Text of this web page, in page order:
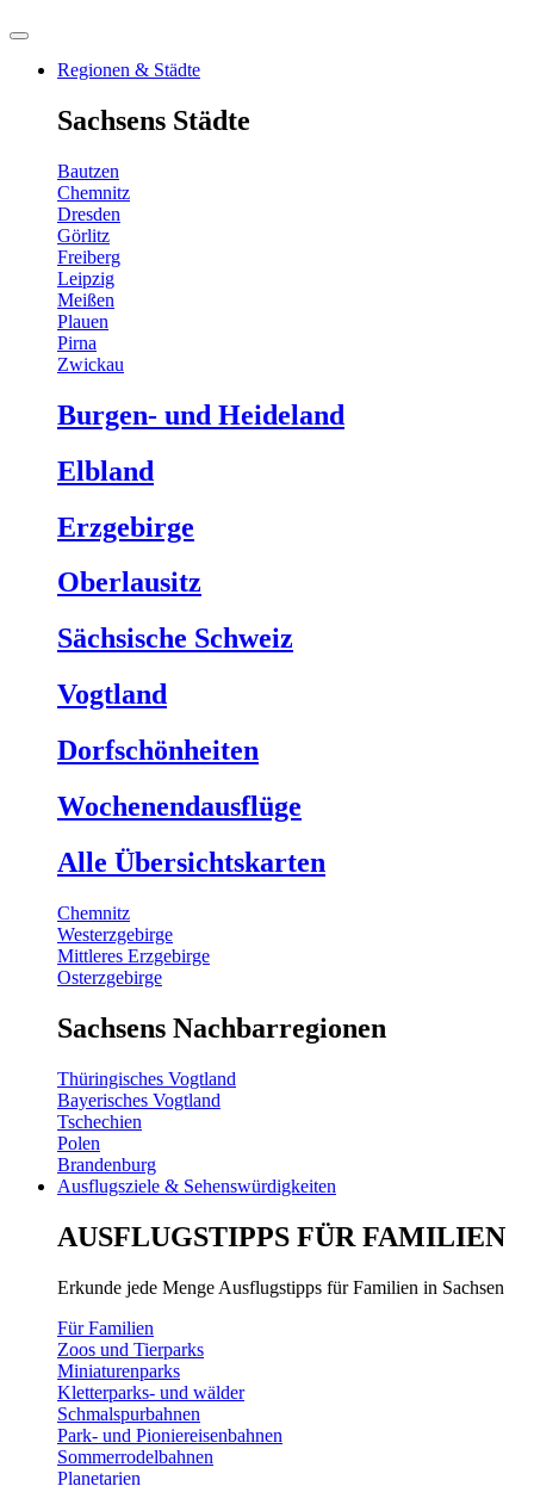
Regionen & Städte
Sachsens Städte
Bautzen
Chemnitz
Dresden
Görlitz
Freiberg
Leipzig
Meißen
Plauen
Pirna
Zwickau
Burgen- und Heideland
Elbland
Erzgebirge
Oberlausitz
Sächsische Schweiz
Vogtland
Dorfschönheiten
Wochenendausflüge
Alle Übersichtskarten
Chemnitz
Westerzgebirge
Mittleres Erzgebirge
Osterzgebirge
Sachsens Nachbarregionen
Thüringisches Vogtland
Bayerisches Vogtland
Tschechien
Polen
Brandenburg
Ausflugsziele & Sehenswürdigkeiten
AUSFLUGSTIPPS FÜR FAMILIEN
Erkunde jede Menge Ausflugstipps für Familien in Sachsen
Für Familien
Zoos und Tierparks
Miniaturenparks
Kletterparks- und wälder
Schmalspurbahnen
Park- und Pioniereisenbahnen
Sommerrodelbahnen
Planetarien